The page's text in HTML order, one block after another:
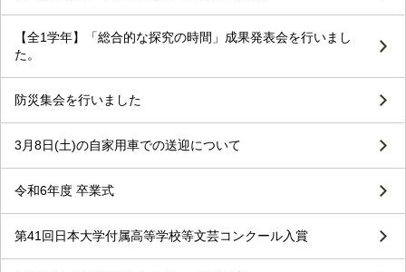
【全1学年】「総合的な探究の時間」成果発表会を行いまし
た。
防災集会を行いました
3月8日(土)の自家用車での送迎について
令和6年度 卒業式
第41回日本大学付属高等学校等文芸コンクール入賞